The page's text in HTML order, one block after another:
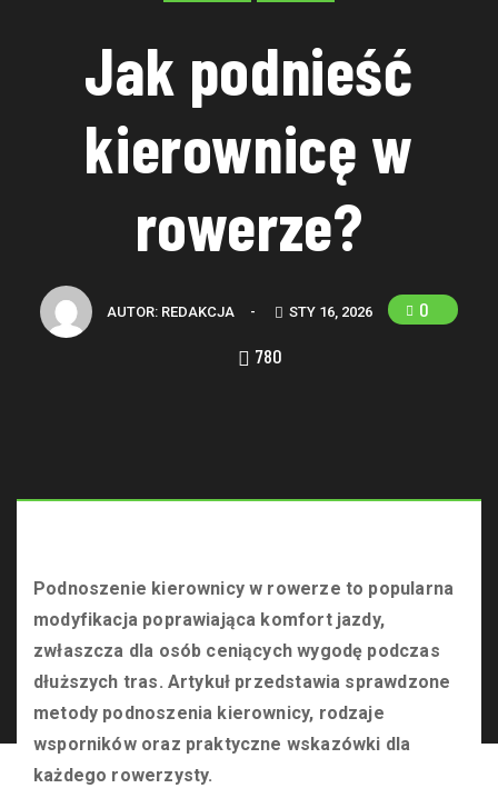
Jak podnieść
kierownicę w
rowerze?
AUTOR: REDAKCJA - STY 16, 2026
0
780
Łada Klub
>
Jak
podnieść
Podnoszenie kierownicy w rowerze to popularna
modyfikacja poprawiająca komfort jazdy,
zwłaszcza dla osób ceniących wygodę podczas
dłuższych tras. Artykuł przedstawia sprawdzone
metody podnoszenia kierownicy, rodzaje
wsporników oraz praktyczne wskazówki dla
każdego rowerzysty.